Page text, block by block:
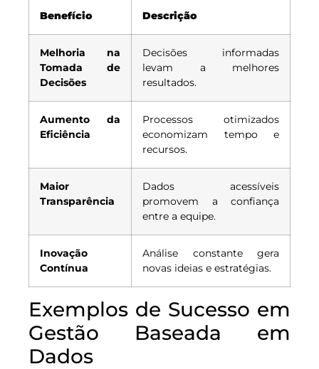
Benefício Descrição
Melhoria na
Tomada de
Decisões
Decisões informadas
levam a melhores
resultados.
Aumento da
Eficiência
Processos otimizados
economizam tempo e
recursos.
Maior
Transparência
Dados acessíveis
promovem a confiança
entre a equipe.
Inovação
Contínua
Análise constante gera
novas ideias e estratégias.
Exemplos de Sucesso em
Gestão Baseada em
Dados